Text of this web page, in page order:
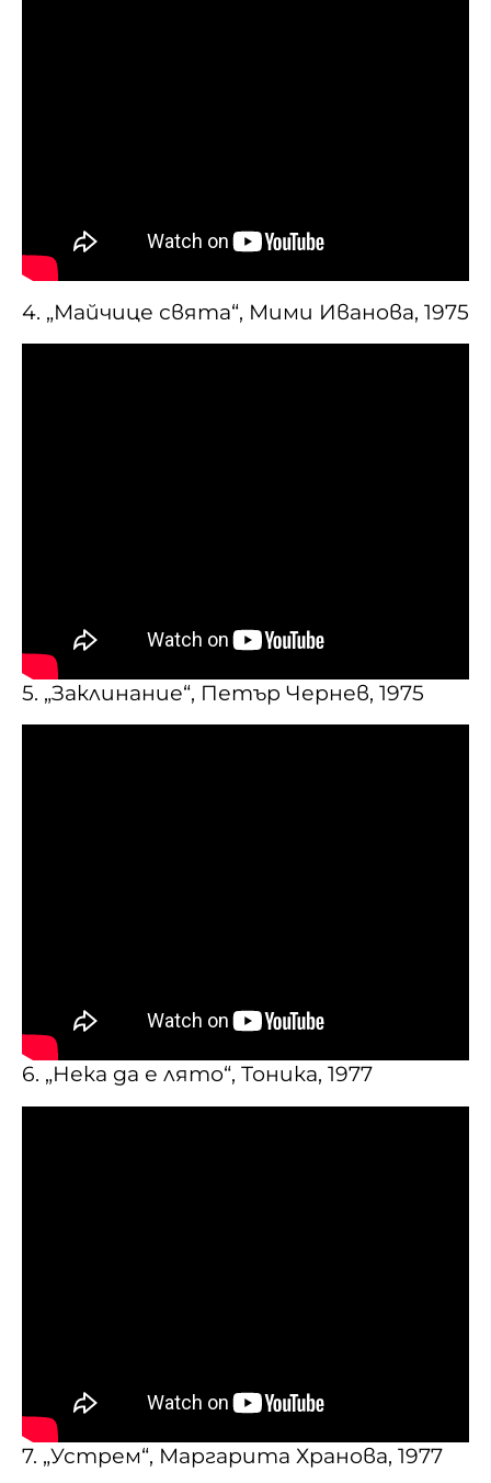
4. „Майчице свята“, Мими Иванова, 1975
5. „Заклинание“, Петър Чернев, 1975
6. „Нека да е лято“, Тоника, 1977
7. „Устрем“, Маргарита Хранова, 1977